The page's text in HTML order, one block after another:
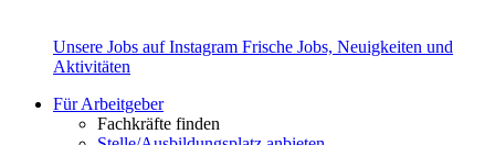
Unsere Jobs auf Instagram Frische Jobs, Neuigkeiten und
Aktivitäten
Für Arbeitgeber
Fachkräfte finden